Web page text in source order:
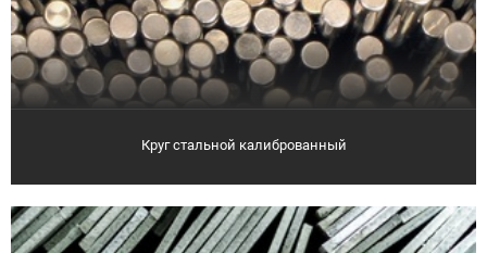
Круг стальной калиброванный